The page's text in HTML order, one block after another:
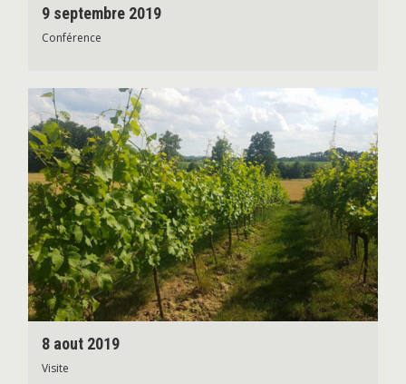
9 septembre 2019
Conférence
8 aout 2019
Visite